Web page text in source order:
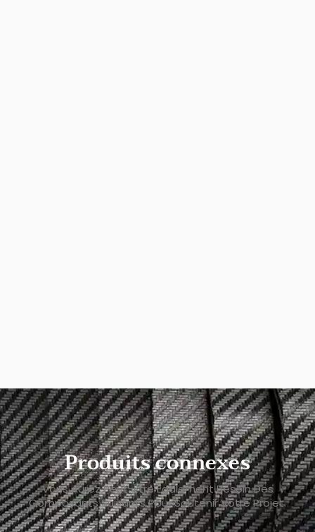
Produits connexes
Vous Aurez Peut-Être Également Besoin Des
Composants Suivants Pour Soutenir Votre Projet.